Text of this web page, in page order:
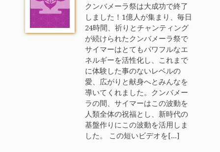
クンバメーラ祭は大成功で終了
しました！1億人が集まり、毎日
24時間、祈りとチャンティング
が続けられたクンバメーラ祭で
サイマーはとてもパワフルなエ
ネルギーを活性化し、これまで
に体験した事のないレベルの
愛、広がりと献身へとみんなを
導いてくれました。クンバメー
ラの間、サイマーはこの波動を
人類全体の祝福とし、新時代の
基盤作りにこの波動を活用しま
した。 この短いビデオを[...]